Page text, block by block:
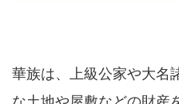
華族は、上級公家や大名